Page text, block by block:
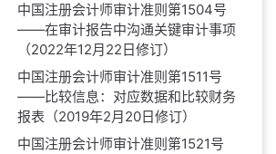
中国注册会计师审计准则第1504号
——在审计报告中沟通关键审计事项
（2022年12月22日修订）
中国注册会计师审计准则第1511号
——比较信息：对应数据和比较财务
报表（2019年2月20日修订）
中国注册会计师审计准则第1521号